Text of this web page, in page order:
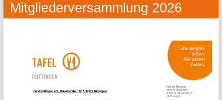
Mitgliederversammlung 2026